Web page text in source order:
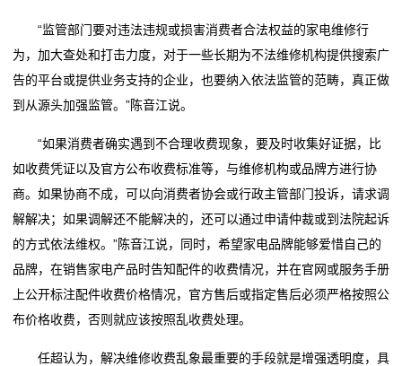
“监管部门要对违法违规或损害消费者合法权益的家电维修行
为，加大查处和打击力度，对于一些长期为不法维修机构提供搜索广
告的平台或提供业务支持的企业，也要纳入依法监管的范畴，真正做
到从源头加强监管。”陈音江说。
“如果消费者确实遇到不合理收费现象，要及时收集好证据，比
如收费凭证以及官方公布收费标准等，与维修机构或品牌方进行协
商。如果协商不成，可以向消费者协会或行政主管部门投诉，请求调
解解决；如果调解还不能解决的，还可以通过申请仲裁或到法院起诉
的方式依法维权。”陈音江说，同时，希望家电品牌能够爱惜自己的
品牌，在销售家电产品时告知配件的收费情况，并在官网或服务手册
上公开标注配件收费价格情况，官方售后或指定售后必须严格按照公
布价格收费，否则就应该按照乱收费处理。
任超认为，解决维修收费乱象最重要的手段就是增强透明度，具